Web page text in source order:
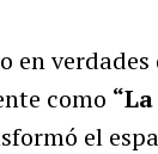
en verdades
como
el